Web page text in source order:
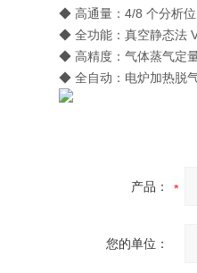
◆ 高通量：4/8 个分析位
◆ 全功能：真空静态法
◆ 高精度：气体蒸气定
◆ 全自动：电炉加热脱
产品：
您的单位：